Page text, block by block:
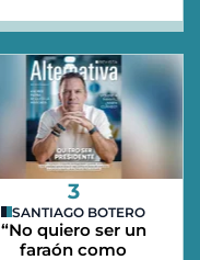
3
SANTIAGO BOTERO
“No quiero ser un
faraón como